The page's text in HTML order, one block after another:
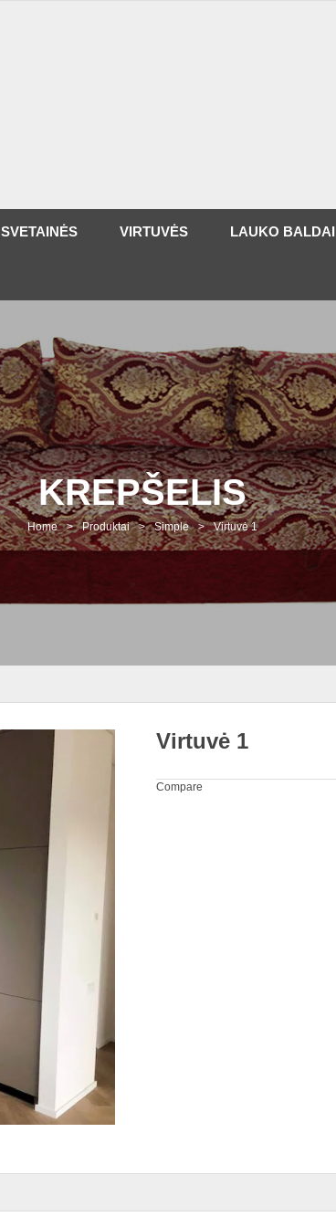
SVETAINĖS VIRTUVĖS LAUKO BALDAI
KREPŠELIS
Home > Produktai > Simple > Virtuvė 1
Virtuvė 1
Compare